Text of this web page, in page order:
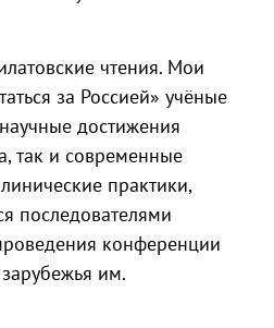
чтения. Мои
за Россией» учёные
достижения
так и современные
практики,
последователями
конференции
им.